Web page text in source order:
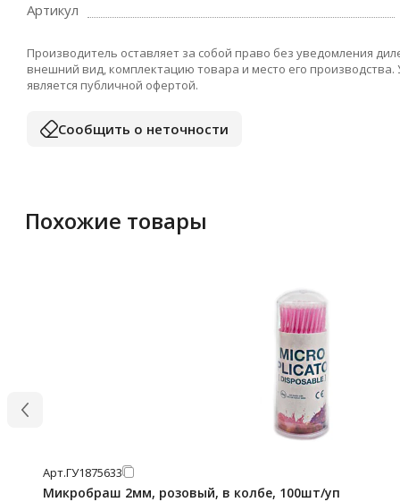
Артикул
Производитель оставляет за собой право без уведомления
внешний вид, комплектацию товара и место его
является публичной офертой.
Сообщить о неточности
Похожие товары
Арт.ГУ1875633
Микробраш 2мм, розовый, в колбе, 100шт/уп